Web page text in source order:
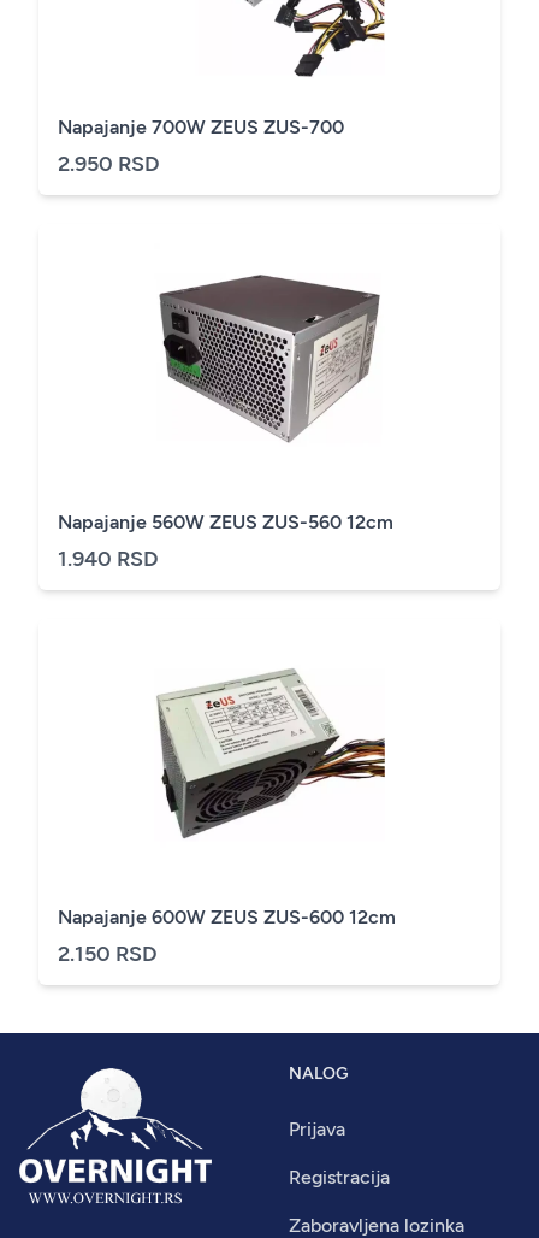
Napajanje 700W ZEUS ZUS-700
2.950 RSD
Napajanje 560W ZEUS ZUS-560 12cm
1.940 RSD
Napajanje 600W ZEUS ZUS-600 12cm
2.150 RSD
NALOG
Prijava
Registracija
Zaboravljena lozinka